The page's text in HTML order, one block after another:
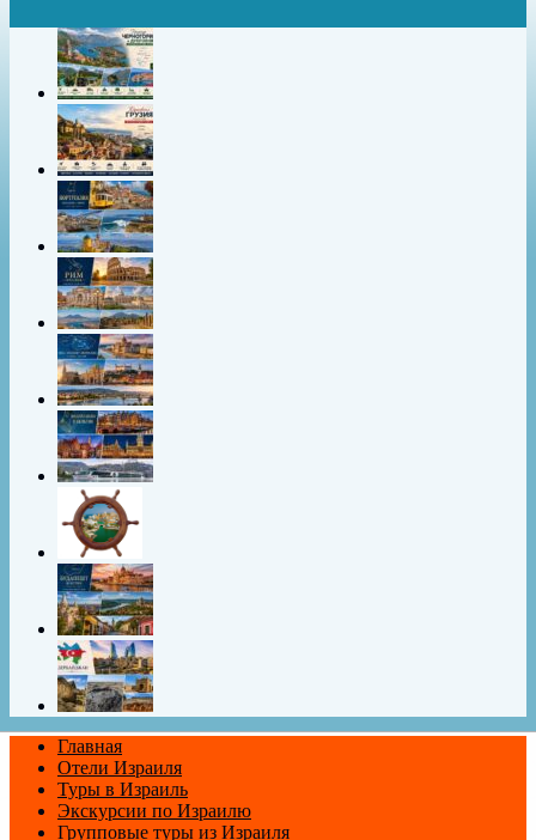
Главная
Отели Израиля
Туры в Израиль
Экскурсии по Израилю
Групповые туры из Израиля